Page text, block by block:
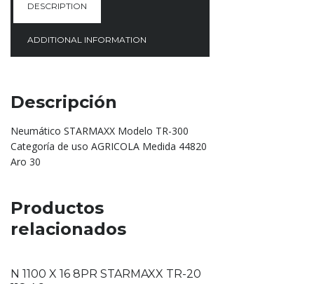
DESCRIPTION
ADDITIONAL INFORMATION
Descripción
Neumático STARMAXX Modelo TR-300
Categoría de uso AGRICOLA Medida 44820
Aro 30
Productos
relacionados
N 1100 X 16 8PR STARMAXX TR-20